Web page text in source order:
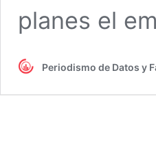
planes el
Periodismo de Datos y